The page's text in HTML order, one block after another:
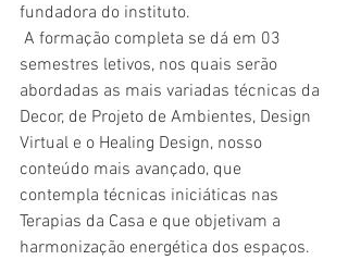
fundadora do instituto.
semestres letivos, nos quais serão
abordadas as mais variadas técnicas da
Decor, de Projeto de Ambientes, Design
Virtual e o Healing Design, nosso
conteúdo mais avançado, que
contempla técnicas iniciáticas nas
Terapias da Casa e que objetivam a
harmonização energética dos espaços.